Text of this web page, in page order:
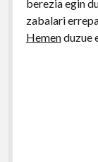
berezia egin
zabalari
Hemenduzue